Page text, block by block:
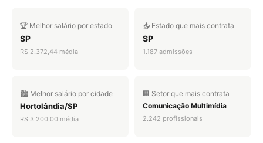
🏆 Melhor salário por estado
SP
R$ 2.372,44 média
📥 Estado que mais contrata
SP
1.187 admissões
🏙️ Melhor salário por cidade
Hortolândia/SP
R$ 3.200,00 média
🏢 Setor que mais contrata
Comunicação Multimídia
2.242 profissionais